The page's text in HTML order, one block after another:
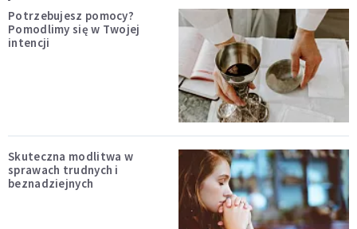
Potrzebujesz pomocy?
Pomodlimy się w Twojej
intencji
Skuteczna modlitwa w
sprawach trudnych i
beznadziejnych